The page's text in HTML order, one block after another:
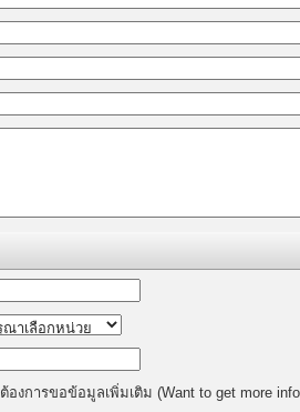
ต้องการขอข้อมูลเพิ่มเติม (Want to get more